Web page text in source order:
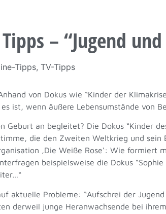
– “Jugend
Tipps, TV-Tipps
von Dokus wie “Kinder der
ist, wenn äußere Lebensumstände von
an begleitet? Die Dokus “Kinder
die den Zweiten Weltkrieg und
‚Die Weiße Rose‘: Wie formiert
beispielsweise die Dokus
aktuelle Probleme: “Aufschrei der
derweil junge Heranwachsende bei